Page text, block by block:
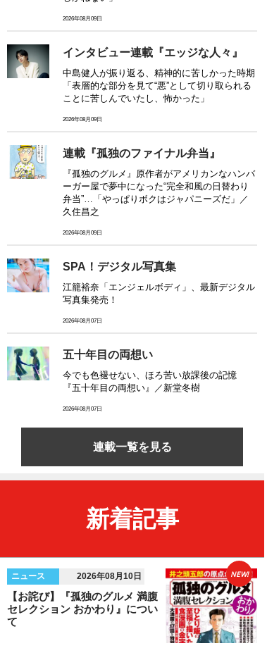
2026年08月09日
インタビュー連載『エッジな人々』
中島健人が振り返る、精神的に苦しかった時期
「表層的な部分を見て“悪”として切り取られる
ことに苦しんでいたし、怖かった」
2026年08月09日
連載『孤独のファイナル弁当』
『孤独のグルメ』原作者がアメリカンなハンバ
ーガー屋で夢中になった“完全和風の日替わり
弁当”…「やっぱりボクはジャパニーズだ」／
久住昌之
2026年08月09日
SPA！デジタル写真集
江籠裕奈「エンジェルボディ」、最新デジタル
写真集発売！
2026年08月07日
五十年目の両想い
今でも色褪せない、ほろ苦い放課後の記憶
『五十年目の両想い』／新堂冬樹
2026年08月07日
連載一覧を見る
新着記事
ニュース 2026年08月10日
【お詫び】『孤独のグルメ 満腹
セレクション おかわり』につい
て
NEW!